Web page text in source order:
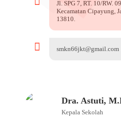
Jl. SPG 7, RT. 10/RW.
Kecamatan Cipayung,
13810.
smkn66jkt@gmail.com
Dra. Astuti,
Kepala Sekolah